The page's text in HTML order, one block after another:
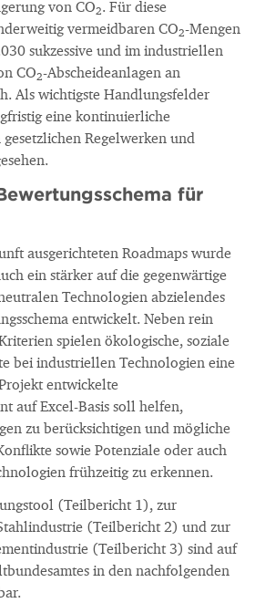
von CO2. Für diese
vermeidbaren CO2-Mengen
sukzessive und im industriellen
CO2-Abscheideanlagen an
Als wichtigste Handlungsfelder
eine kontinuierliche
Regelwerken und
für
ausgerichteten Roadmaps wurde
ein stärker auf die gegenwärtige
Technologien abzielendes
entwickelt. Neben rein
spielen ökologische, soziale
bei industriellen Technologien eine
entwickelte
auf Excel-Basis soll helfen,
zu berücksichtigen und mögliche
sowie Potenziale oder auch
frühzeitig zu erkennen.
(Teilbericht 1), zur
(Teilbericht 2) und zur
(Teilbericht 3) sind auf
in den nachfolgenden